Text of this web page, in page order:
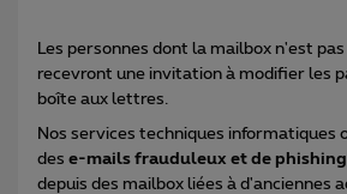
Les personnes dont la mailbox n'est
recevront une invitation à modifier les
boîte aux lettres.
Nos services techniques informatiques
des e-mails frauduleux et de phishing
depuis des mailbox liées à d'anciennes